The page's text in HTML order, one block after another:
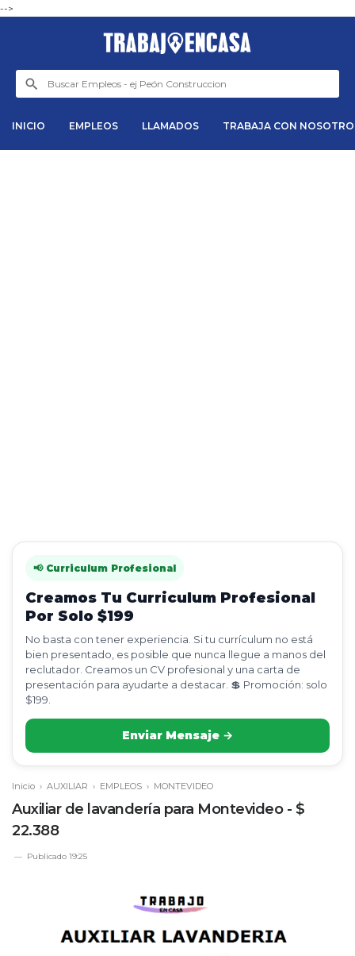
-->
INICIO EMPLEOS LLAMADOS TRABAJA CON
📢 Curriculum Profesional
Creamos Tu Curriculum Profesional
Por Solo $199
No basta con tener experiencia. Si tu currículum no está
bien presentado, es posible que nunca llegue a manos del
reclutador. Creamos un CV profesional y una carta de
presentación para ayudarte a destacar. 💲 Promoción: solo
$199.
Enviar Mensaje →
Inicio › AUXILIAR › EMPLEOS › MONTEVIDEO
Auxiliar de lavandería para Montevideo - $
22.388
Publicado 19:25